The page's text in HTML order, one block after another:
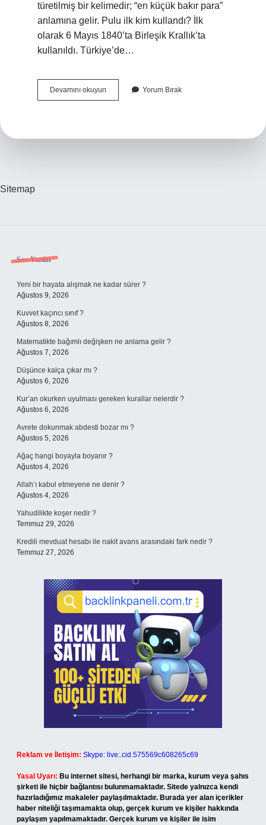
türetilmiş bir kelimedir; “en küçük bakır para”
anlamına gelir. Pulu ilk kim kullandı? İlk
olarak 6 Mayıs 1840’ta Birleşik Krallık’ta
kullanıldı. Türkiye’de…
Devamını okuyun
Ne
Yorum Bırak
Sitemap
Sidebar
Son Yazılar
Yeni bir hayata alışmak ne kadar sürer ?
Ağustos 9, 2026
Kuvvet kaçıncı sınıf ?
Ağustos 8, 2026
Matematikte bağımlı değişken ne anlama gelir ?
Ağustos 7, 2026
Düşünce kalça çıkar mı ?
Ağustos 6, 2026
Kur’an okurken uyulması gereken kurallar nelerdir ?
Ağustos 6, 2026
Avrete dokunmak abdesti bozar mı ?
Ağustos 5, 2026
Ağaç hangi boyayla boyanır ?
Ağustos 4, 2026
Allah’ı kabul etmeyene ne denir ?
Ağustos 4, 2026
Yahudilikte koşer nedir ?
Temmuz 29, 2026
Kredili mevduat hesabı ile nakit avans arasındaki fark nedir ?
Temmuz 27, 2026
Reklam ve İletişim: Skype: live:.cid.575569c608265c69
Yasal Uyarı: Bu internet sitesi, herhangi bir marka, kurum veya şahıs
şirketi ile hiçbir bağlantısı bulunmamaktadır. Sitede yalnızca kendi
hazırladığımız makaleler paylaşılmaktadır. Burada yer alan içerikler
haber niteliği taşımamakta olup, gerçek kurum ve kişiler hakkında
paylaşım yapılmamaktadır. Gerçek kurum ve kişiler ile isim